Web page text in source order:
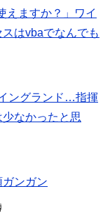
えますか？」ワイ
スはvbaでなんでも
ングランド…指揮
なかったと思
ガンガン